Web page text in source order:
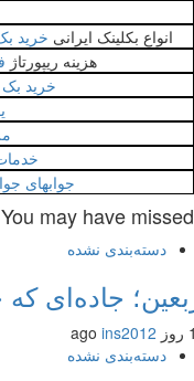
انواع بکلینک ایرانیخرید بک
هزینه ریپورتاژ
خرید بک
جوابهای جواب مرحله
You may have
دسته‌بندی نشده
جاده‌ای که
ins2012
دسته‌بندی نشده